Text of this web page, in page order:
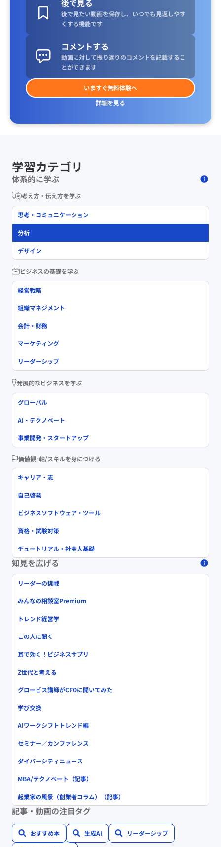
後で見る
後で見たい動画を保存し、いつでも見返しやす
くする機能です
コメントする
動画に対して振り返りのコメントを記載するこ
とができます
いますぐ無料体験へ
詳細を見る
学習カテゴリ
体系的に学ぶ
考え方・伝え方を学ぶ
思考・コミュニケーション
分析
デザイン
ビジネスの基礎を学ぶ
経営戦略
組織マネジメント
会計・財務
マーケティング
リーダーシップ
発展的なビジネスを学ぶ
グローバル
AI・テクノベート
事業開発・スタートアップ
価値観･軸/スキルを身につける
キャリア・志
自己啓発
ビジネスソフトウェア・ツール
資格・試験対策
チュートリアル・社会人基礎
知見を広げる
リーダーの挑戦
みんなの相談室Premium
トレンド経営学
この人に聞く
耳で効く！ビジネスサプリ
Z世代と考える
グロービス講師がCFOに聞いてみた
学び交換
AIワークシフトトレンド編
セミナー／カンファレンス
ダイバーシティニュース
MBA/テクノベート（記事）
起業家の風景（創業者コラム）（記事）
記事・動画の注目タグ
おすすめ本 生成AI リーダーシップ